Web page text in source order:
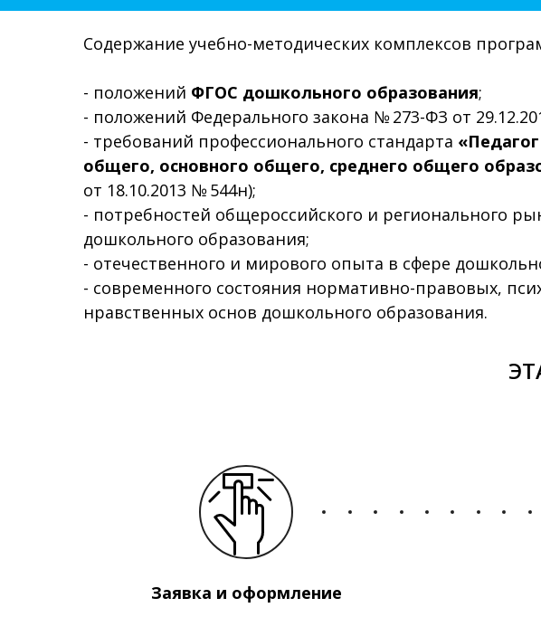
Содержание учебно-методических комплексов
- положений ФГОС дошкольного образования;
- положений Федерального закона № 273-ФЗ от
- требований профессионального стандарта
общего, основного общего, среднего общего
от 18.10.2013 № 544н);
- потребностей общероссийского и регионального
дошкольного образования;
- отечественного и мирового опыта в сфере
- современного состояния нормативно-правовых,
нравственных основ дошкольного образования.
Заявка и оформление